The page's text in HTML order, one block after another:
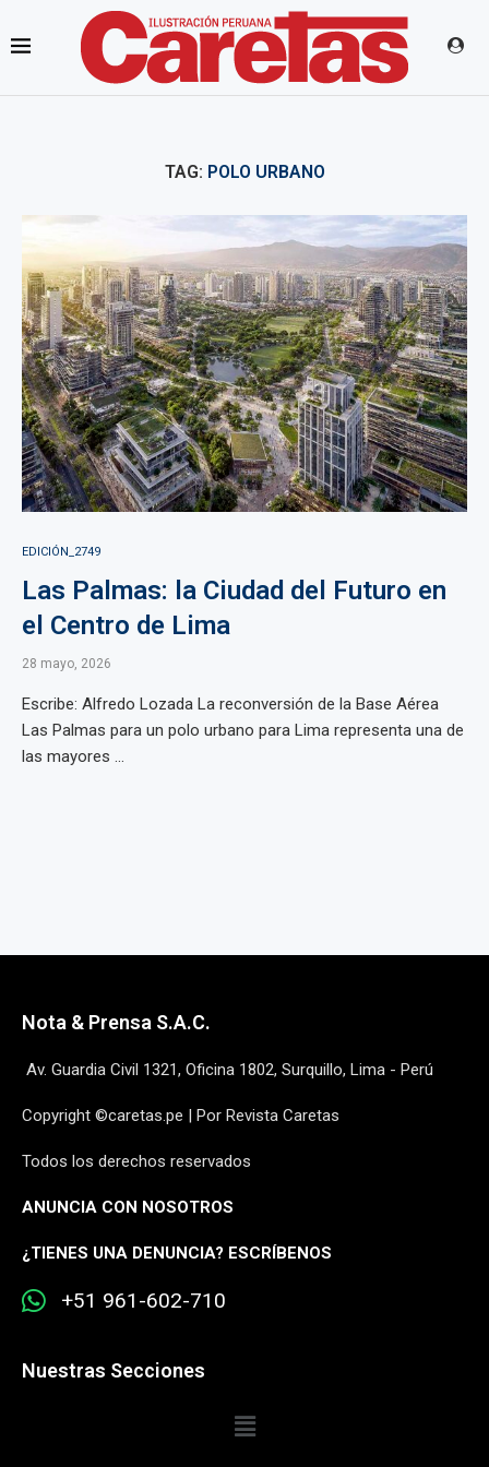
TAG: POLO URBANO
EDICIÓN_2749
Las Palmas: la Ciudad del Futuro en
el Centro de Lima
28 mayo, 2026
Escribe: Alfredo Lozada La reconversión de la Base Aérea
Las Palmas para un polo urbano para Lima representa una de
las mayores ...
Nota & Prensa S.A.C.
Av. Guardia Civil 1321, Oficina 1802, Surquillo, Lima - Perú
Copyright ©caretas.pe | Por Revista Caretas
Todos los derechos reservados
ANUNCIA CON NOSOTROS
¿TIENES UNA DENUNCIA? ESCRÍBENOS
+51 961-602-710
Nuestras Secciones